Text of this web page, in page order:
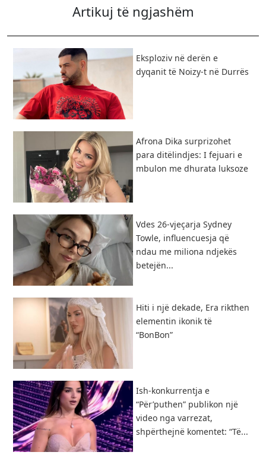
Artikuj të ngjashëm
Eksploziv në derën e
dyqanit të Noizy-t në Durrës
Afrona Dika surprizohet
para ditëlindjes: I fejuari e
mbulon me dhurata luksoze
Vdes 26-vjeçarja Sydney
Towle, influencuesja që
ndau me miliona ndjekës
betejën...
Hiti i një dekade, Era rikthen
elementin ikonik të
“BonBon”
Ish-konkurrentja e
“Për’puthen” publikon një
video nga varrezat,
shpërthejnë komentet: “Të...